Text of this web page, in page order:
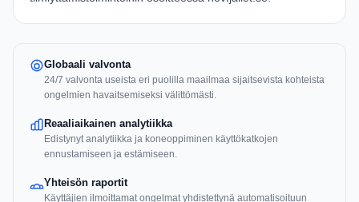
Globaali valvonta
24/7 valvonta useista eri puolilla maailmaa sijaitsevista kohteista
ongelmien havaitsemiseksi välittömästi.
Reaaliaikainen analytiikka
Edistynyt analytiikka ja koneoppiminen käyttökatkojen
ennustamiseen ja estämiseen.
Yhteisön raportit
Käyttäjien ilmoittamat ongelmat yhdistettynä automatisoituun